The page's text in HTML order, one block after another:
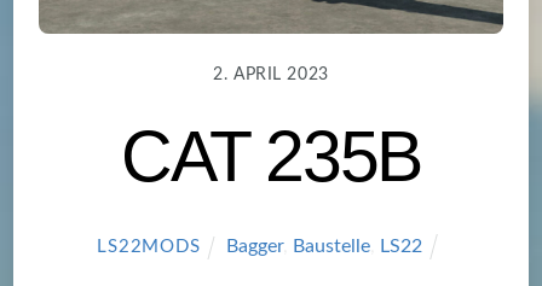
2. APRIL 2023
CAT 235B
LS22MODS Bagger, Baustelle, LS22